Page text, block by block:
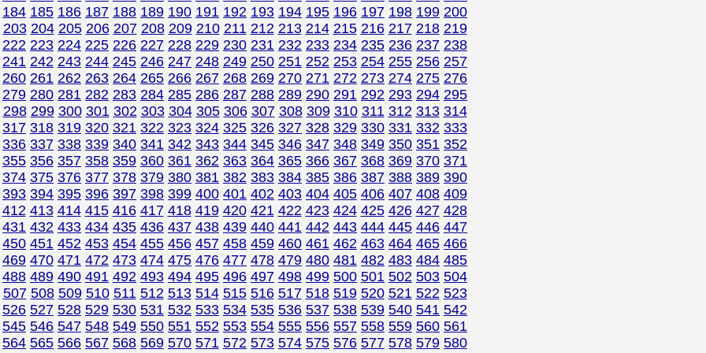
184 185 186 187 188 189 190 191 192 193 194 195 196 197 198 199 200
203 204 205 206 207 208 209 210 211 212 213 214 215 216 217 218 219
222 223 224 225 226 227 228 229 230 231 232 233 234 235 236 237 238
241 242 243 244 245 246 247 248 249 250 251 252 253 254 255 256 257
260 261 262 263 264 265 266 267 268 269 270 271 272 273 274 275 276
279 280 281 282 283 284 285 286 287 288 289 290 291 292 293 294 295
298 299 300 301 302 303 304 305 306 307 308 309 310 311 312 313 314
317 318 319 320 321 322 323 324 325 326 327 328 329 330 331 332 333
336 337 338 339 340 341 342 343 344 345 346 347 348 349 350 351 352
355 356 357 358 359 360 361 362 363 364 365 366 367 368 369 370 371
374 375 376 377 378 379 380 381 382 383 384 385 386 387 388 389 390
393 394 395 396 397 398 399 400 401 402 403 404 405 406 407 408 409
412 413 414 415 416 417 418 419 420 421 422 423 424 425 426 427 428
431 432 433 434 435 436 437 438 439 440 441 442 443 444 445 446 447
450 451 452 453 454 455 456 457 458 459 460 461 462 463 464 465 466
469 470 471 472 473 474 475 476 477 478 479 480 481 482 483 484 485
488 489 490 491 492 493 494 495 496 497 498 499 500 501 502 503 504
507 508 509 510 511 512 513 514 515 516 517 518 519 520 521 522 523
526 527 528 529 530 531 532 533 534 535 536 537 538 539 540 541 542
545 546 547 548 549 550 551 552 553 554 555 556 557 558 559 560 561
564 565 566 567 568 569 570 571 572 573 574 575 576 577 578 579 580